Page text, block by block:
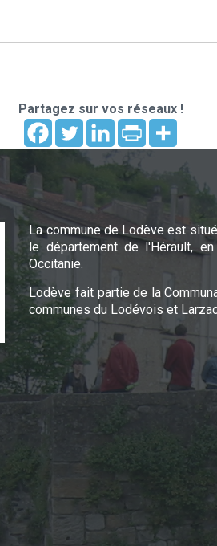
Partagez sur vos réseaux !
La commune de Lodève est
le département de l'Hérault,
Occitanie.
Lodève fait partie de la
communes du Lodévois et